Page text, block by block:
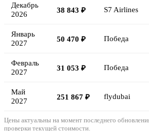
Декабрь
2026
38 843 ₽ S7 Airlines
Январь
2027
50 470 ₽ Победа
Февраль
2027
31 053 ₽ Победа
Май
2027
251 867 ₽ flydubai
Цены актуальны на момент последнего
проверки текущей стоимости.